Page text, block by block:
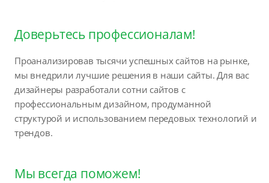
Доверьтесь профессионалам!
Проанализировав тысячи успешных сайтов на рынке,
мы внедрили лучшие решения в наши сайты. Для вас
дизайнеры разработали сотни сайтов с
профессиональным дизайном, продуманной
структурой и использованием передовых технологий и
трендов.
Мы всегда поможем!